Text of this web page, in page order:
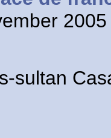
sultan